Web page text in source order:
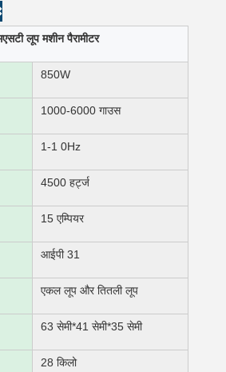
लूप मशीन पैरामीटर
850W
1000-6000 गाउस
1-1 0Hz
4500 हर्ट्ज
15 एम्पियर
आईपी 31
एकल लूप और तितली लूप
63 सेमी*41 सेमी*35 सेमी
28 किलो